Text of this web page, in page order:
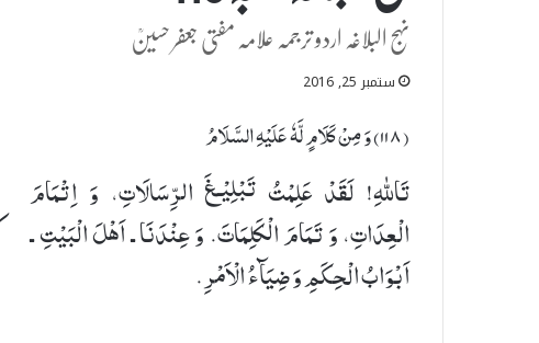
نہج البلاغہ اردو ترجمہ علامہ مفتی جعفر حسینؒ
ستمبر 25, 2016
(۱۱٨) وَ مِنْ كَلَامٍ لَّهٗ عَلَیْهِ السَّلَامُ
تَاللهِ! لَقَدْ عَلِمْتُ تَبْلِیْـغَ الرِّسَالَاتِ، وَ اِتْمَامَ
الْعِدَاتِ، وَ تَمَامَ الْكَلِمَاتَ. وَ عِنْدَنَا ـ اَهْلَ الْبَیْتِ ـ
اَبْوَابُ الْحِكَمِ وَ ضِیَآءُ الْاَمْرِ.